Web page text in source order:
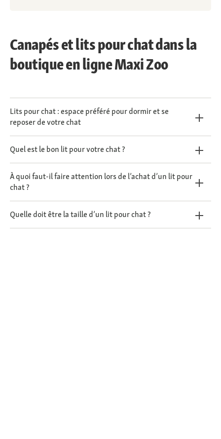
Canapés et lits pour chat dans la
boutique en ligne Maxi Zoo
Lits pour chat : espace préféré pour dormir et se
reposer de votre chat
Quel est le bon lit pour votre chat ?
À quoi faut-il faire attention lors de l’achat d’un lit pour
chat ?
Quelle doit être la taille d’un lit pour chat ?